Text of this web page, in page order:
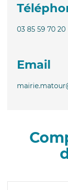
03 85 59 70 20
Email